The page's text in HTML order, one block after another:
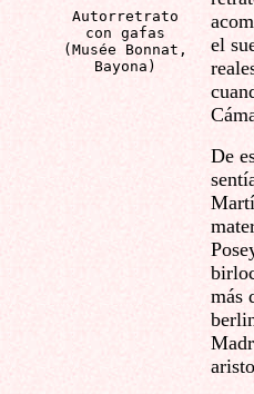
Autorretrato
con gafas
(Musée Bonnat,
Bayona)
el
De
más